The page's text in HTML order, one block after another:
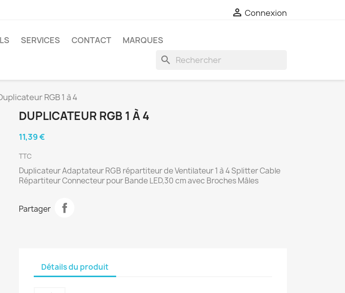
 Connexion
SERVICES CONTACT MARQUES
search
RGB 1 à 4
DUPLICATEUR RGB 1 À 4
11,39 €
TTC
Duplicateur Adaptateur RGB répartiteur de Ventilateur 1 à 4 Splitter Cable
Répartiteur Connecteur pour Bande LED,30 cm avec Broches Mâles
Partager
Détails du produit